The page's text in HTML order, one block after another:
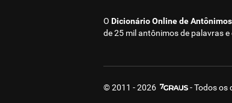
O Dicionário Online de Antônimos
de 25 mil antônimos de palavras
© 2011 - 2026 - Todos os